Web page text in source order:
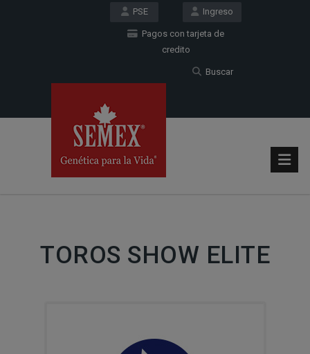
Ingreso
PSE
Pagos con tarjeta de
credito
Buscar
TOROS SHOW ELITE